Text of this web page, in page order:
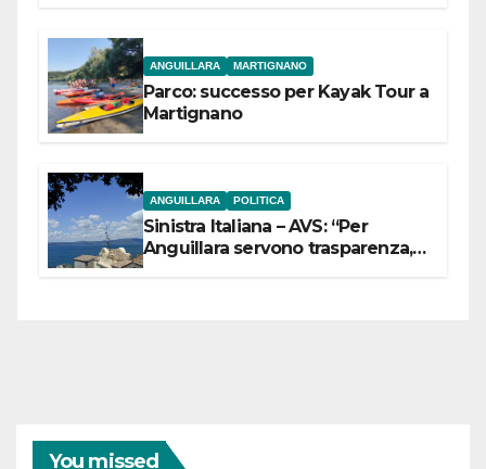
ANGUILLARA MARTIGNANO
Parco: successo per Kayak Tour a
Martignano
ANGUILLARA POLITICA
Sinistra Italiana – AVS: “Per
Anguillara servono trasparenza,
You missed